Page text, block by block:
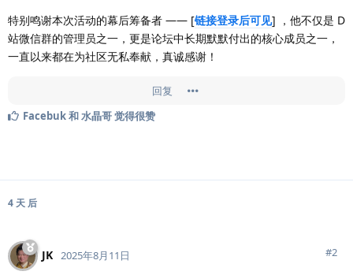
特别鸣谢本次活动的幕后筹备者 —— [链接登录后可见] ，他不仅是 D
站微信群的管理员之一，更是论坛中长期默默付出的核心成员之一，
一直以来都在为社区无私奉献，真诚感谢！
回复
Facebuk和水晶哥觉得很赞
4 天 后
JK 2025年8月11日 #2